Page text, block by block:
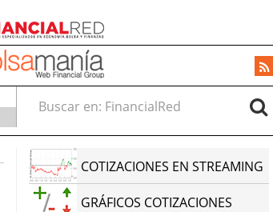
Buscar en:
COTIZACIONES EN STREAMING
GRÁFICOS COTIZACIONES